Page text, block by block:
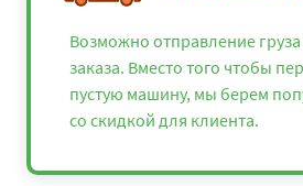
Возможно отправление
заказа. Вместо того чтобы
пустую машину, мы берем
со скидкой для клиента.